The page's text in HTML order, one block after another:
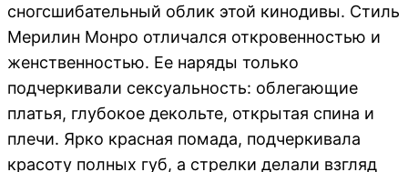
сногсшибательный облик этой кинодивы. Стиль
Мерилин Монро отличался откровенностью и
женственностью. Ее наряды только
подчеркивали сексуальность: облегающие
платья, глубокое декольте, открытая спина и
плечи. Ярко красная помада, подчеркивала
красоту полных губ, а стрелки делали взгляд